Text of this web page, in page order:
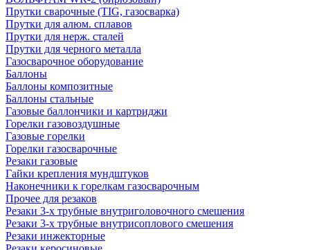
Прутки сварочные (TIG, газосварка)
Прутки для алюм. сплавов
Прутки для нерж. сталей
Прутки для черного металла
Газосварочное оборудование
Баллоны
Баллоны композитные
Баллоны стальные
Газовые баллончики и картриджи
Горелки газовоздушные
Газовые горелки
Горелки газосварочные
Резаки газовые
Гайки крепления мундштуков
Наконечники к горелкам газосварочным
Прочее для резаков
Резаки 3-х трубные внутриголовочного смешения
Резаки 3-х трубные внутрисоплового смешения
Резаки инжекторные